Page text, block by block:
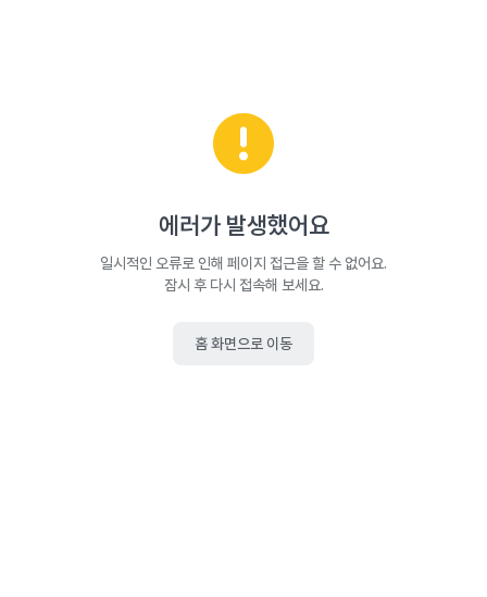
에러가 발생했어요
일시적인 오류로 인해 페이지 접근을 할 수 없어요.
잠시 후 다시 접속해 보세요.
홈 화면으로 이동